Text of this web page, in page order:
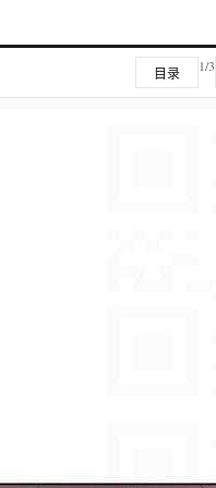
目录 1/3